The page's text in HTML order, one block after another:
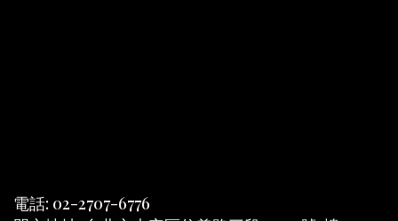
電話: 02-2707-6776